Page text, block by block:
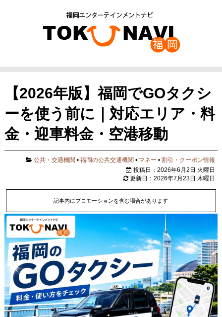
【2026年版】福岡でGOタクシ
ーを使う前に｜対応エリア・料
金・迎車料金・空港移動
公共・交通機関 •福岡の公共交通機関 • マネー •割引・クーポン情報
投稿日：2026年6月2日 火曜日
更新日：2026年7月23日 木曜日
記事内にプロモーションを含む場合があります